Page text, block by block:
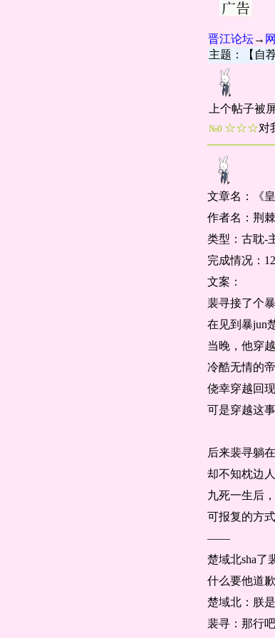
晋江论坛→
主题：【自
上个帖子被
№0 ☆☆☆对
文章名：《皇
作者名：荆
类型：古耽-
完成情况：
文案：
裴寻接了个
在见到暴jun
当晚，他穿
冷酷无情的
侥幸穿越回
可是穿越这
后来裴寻躺
却不知枕边
九死一生后
可报复的方
——
楚域北sha了
什么要他道歉
楚域北：朕
裴寻：那行吧